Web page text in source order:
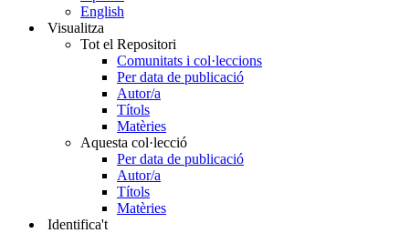
English
Visualitza
Tot el Repositori
Comunitats i col·leccions
Per data de publicació
Autor/a
Títols
Matèries
Aquesta col·lecció
Per data de publicació
Autor/a
Títols
Matèries
Identifica't